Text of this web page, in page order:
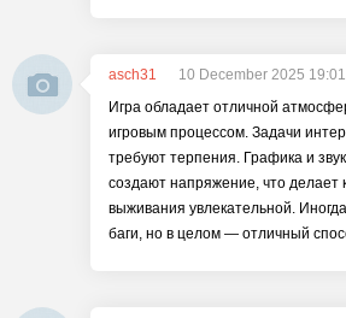
asch31
10 December 2025 19:01
Игра обладает отличной
игровым процессом. Задачи
требуют терпения. Графика и
создают напряжение, что делает
выживания увлекательной.
баги, но в целом — отличный